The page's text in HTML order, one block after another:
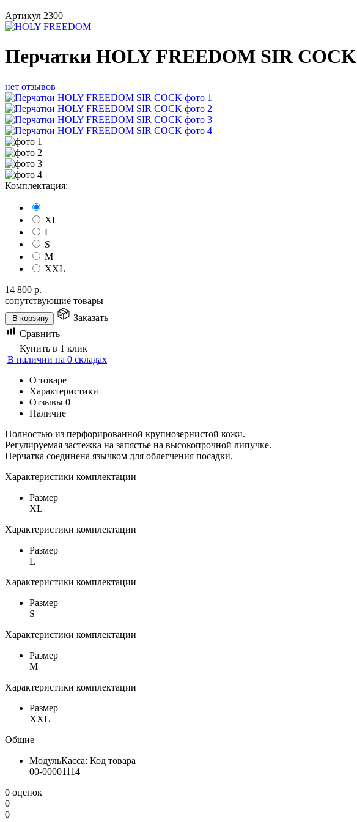
Артикул 2300
Перчатки HOLY FREEDOM SIR COCK
нет отзывов
Комплектация:
XL
L
S
M
XXL
14 800 р.
сопутствующие товары
В корзину
Заказать
Сравнить
Купить в 1 клик
В наличии на 0 складах
О товаре
Характеристики
Отзывы 0
Наличие
Полностью из перфорированной крупнозернистой кожи.
Регулируемая застежка на запястье на высокопрочной липучке.
Перчатка соединена язычком для облегчения посадки.
Характеристики комплектации
Размер
XL
Характеристики комплектации
Размер
L
Характеристики комплектации
Размер
S
Характеристики комплектации
Размер
M
Характеристики комплектации
Размер
XXL
Общие
МодульКасса: Код товара
00-00001114
0 оценок
0
0